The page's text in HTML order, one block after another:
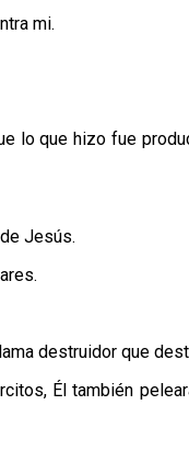
mi.
que hizo fue
Jesús.
destruidor que
Él también